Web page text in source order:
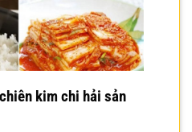
kim chi hải sản